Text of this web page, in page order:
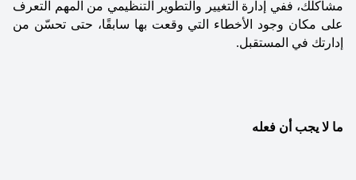
إدارتك في المستقبل.
ما لا يجب أن فعله